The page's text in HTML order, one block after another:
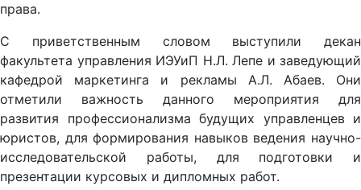
права.
С приветственным словом выступили декан
факультета управления ИЭУиП Н.Л. Лепе и заведующий
кафедрой маркетинга и рекламы А.Л. Абаев. Они
отметили важность данного мероприятия для
развития профессионализма будущих управленцев и
юристов, для формирования навыков ведения научно-
исследовательской работы, для подготовки и
презентации курсовых и дипломных работ.